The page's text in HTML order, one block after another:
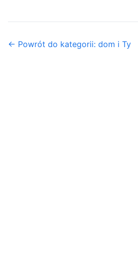
← Powrót do kategorii: dom i Ty